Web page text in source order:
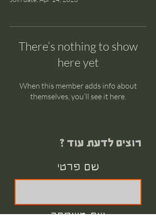
There’s nothing to show
here yet
When this member adds info about
themselves, you’ll see it here.
רוצים לדעת עוד ?
שם פרטי
שם משפחה